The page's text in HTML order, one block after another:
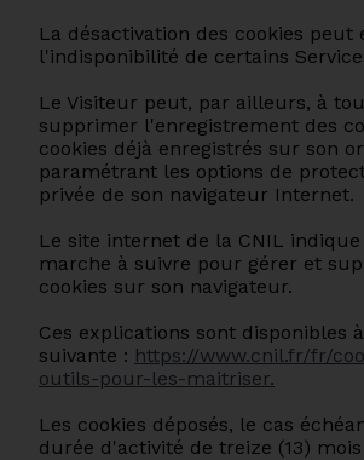
La désactivation des cookies peut
l'indisponibilité de certains
Le Visiteur peut, par ailleurs, à
supprimer l'enregistrement des
cookies déjà enregistrés sur son
paramétrant les options de
privée de son navigateur Internet.
Le site internet de la CNIL
marche à suivre pour gérer et
cookies sur son navigateur.
Ces explications sont disponibles
suivante : https://www.cnil.fr/fr/
outils-pour-les-maitriser.
Les cookies déposés, le cas
durée d'activité de treize (13)